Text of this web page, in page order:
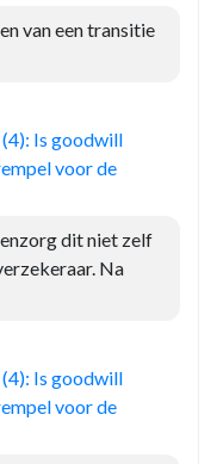
van een transitie
Is goodwill
voor de
dit niet zelf
Na
Is goodwill
voor de